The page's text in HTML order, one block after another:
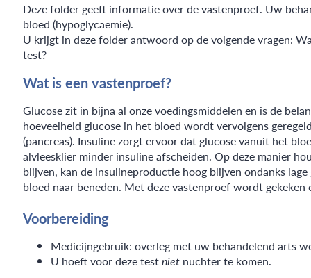
Deze folder geeft informatie over de vastenproef. Uw
bloed (hypoglycaemie).
U krijgt in deze folder antwoord op de volgende vragen:
test?
Wat is een vastenproef?
Glucose zit in bijna al onze voedingsmiddelen en is de
hoeveelheid glucose in het bloed wordt vervolgens
(pancreas). Insuline zorgt ervoor dat glucose vanuit het
alvleesklier minder insuline afscheiden. Op deze manier
blijven, kan de insulineproductie hoog blijven ondanks
bloed naar beneden. Met deze vastenproef wordt
Voorbereiding
Medicijngebruik: overleg met uw behandelend arts
U hoeft voor deze testnietnuchter te komen.